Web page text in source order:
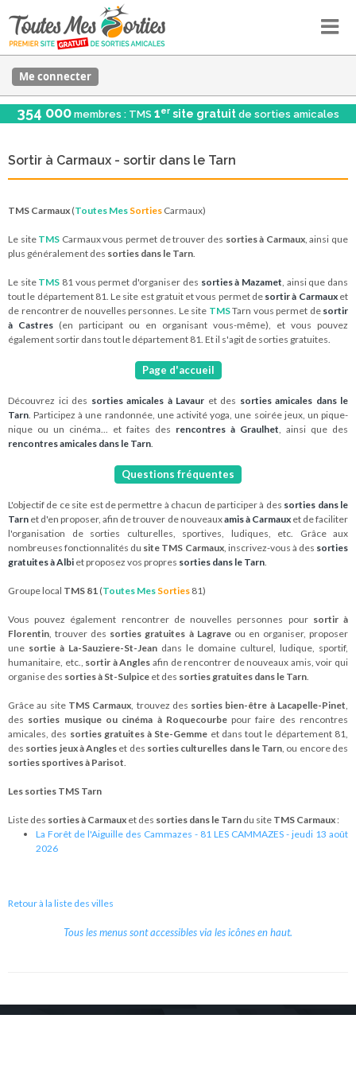
Me connecter
354 000 membres : TMS 1er site gratuit de sorties amicales
Sortir à Carmaux - sortir dans le Tarn
TMS Carmaux (Toutes Mes Sorties Carmaux)
Le site TMS Carmaux vous permet de trouver des sorties à Carmaux, ainsi que
plus généralement des sorties dans le Tarn.
Le site TMS 81 vous permet d'organiser des sorties à Mazamet, ainsi que dans
tout le département 81. Le site est gratuit et vous permet de sortir à Carmauxet
de rencontrer de nouvelles personnes. Le site TMSTarn vous permet de sortir
à Castres (en participant ou en organisant vous-même), et vous pouvez
également sortir dans tout le département 81. Et il s'agit de sorties gratuites.
Page d'accueil
Découvrez ici des sorties amicales à Lavaur et des sorties amicales dans le
Tarn. Participez à une randonnée, une activité yoga, une soirée jeux, un pique-
nique ou un cinéma... et faites des rencontres à Graulhet, ainsi que des
rencontres amicales dans le Tarn.
Questions fréquentes
L'objectif de ce site est de permettre à chacun de participer à des sorties dans le
Tarn et d'en proposer, afin de trouver de nouveauxamis à Carmauxet de faciliter
l'organisation de sorties culturelles, sportives, ludiques, etc. Grâce aux
nombreuses fonctionnalités du site TMS Carmaux, inscrivez-vous à des sorties
gratuites à Albi et proposez vos propres sorties dans le Tarn.
Groupe local TMS 81 (Toutes Mes Sorties 81)
Vous pouvez également rencontrer de nouvelles personnes pour sortir à
Florentin, trouver des sorties gratuites à Lagraveou en organiser, proposer
une sortie à La-Sauziere-St-Jean dans le domaine culturel, ludique, sportif,
humanitaire, etc., sortir à Angles afin de rencontrer de nouveaux amis, voir qui
organise des sorties à St-Sulpice et des sorties gratuites dans le Tarn.
Grâce au site TMS Carmaux, trouvez des sorties bien-être à Lacapelle-Pinet,
des sorties musique ou cinéma à Roquecourbepour faire des rencontres
amicales, des sorties gratuites à Ste-Gemme et dans tout le département 81,
des sorties jeux à Angles et des sorties culturelles dans le Tarn, ou encore des
sorties sportives à Parisot.
Les sorties TMS Tarn
Liste des sorties à Carmaux et des sorties dans le Tarn du site TMS Carmaux :
La Forêt de l'Aiguille des Cammazes - 81 LES CAMMAZES - jeudi 13 août
2026
Retour à la liste des villes
Tous les menus sont accessibles via les icônes en haut.